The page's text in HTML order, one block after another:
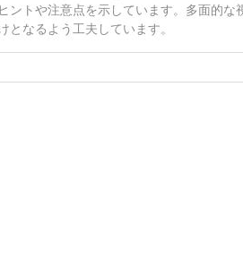
ントや注意点を示しています。多面的
となるよう工夫しています。